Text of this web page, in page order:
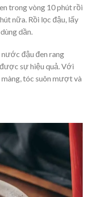
trong vòng 10 phút rồi
nữa. Rồi lọc đậu, lấy
dần.
đậu đen rang
sự hiệu quả. Với
tóc suôn mượt và